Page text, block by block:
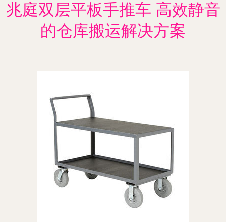
兆庭双层平板手推车 高效静音
的仓库搬运解决方案